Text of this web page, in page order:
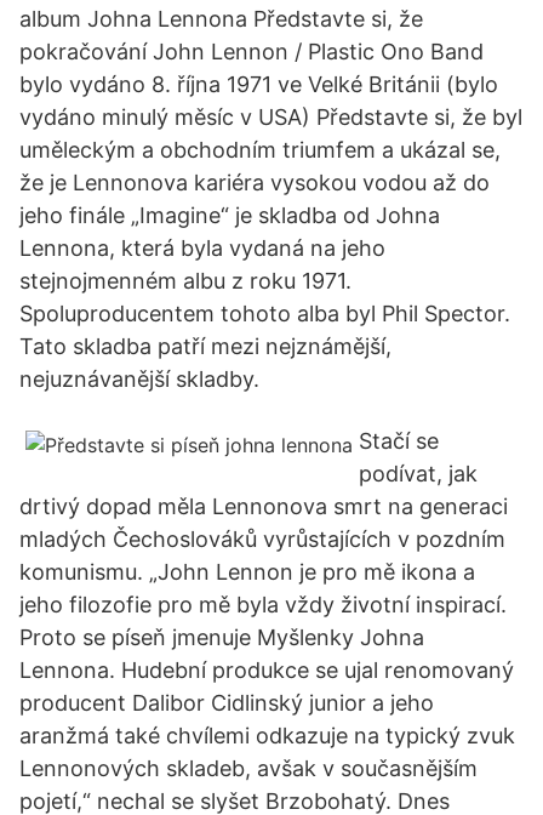
album Johna Lennona Představte si, že
pokračování John Lennon / Plastic Ono Band
bylo vydáno 8. října 1971 ve Velké Británii (bylo
vydáno minulý měsíc v USA) Představte si, že byl
uměleckým a obchodním triumfem a ukázal se,
že je Lennonova kariéra vysokou vodou až do
jeho finále „Imagine“ je skladba od Johna
Lennona, která byla vydaná na jeho
stejnojmenném albu z roku 1971.
Spoluproducentem tohoto alba byl Phil Spector.
Tato skladba patří mezi nejznámější,
nejuznávanější skladby.
Stačí se
podívat, jak
drtivý dopad měla Lennonova smrt na generaci
mladých Čechoslováků vyrůstajících v pozdním
komunismu. „John Lennon je pro mě ikona a
jeho filozofie pro mě byla vždy životní inspirací.
Proto se píseň jmenuje Myšlenky Johna
Lennona. Hudební produkce se ujal renomovaný
producent Dalibor Cidlinský junior a jeho
aranžmá také chvílemi odkazuje na typický zvuk
Lennonových skladeb, avšak v současnějším
pojetí,“ nechal se slyšet Brzobohatý. Dnes